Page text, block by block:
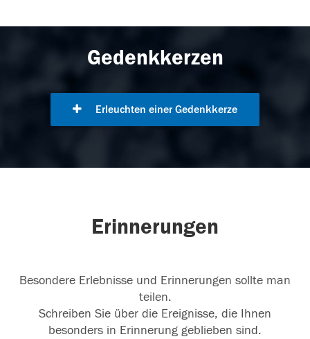
Gedenkkerzen
Erleuchten einer Gedenkkerze
Erinnerungen
Besondere Erlebnisse und Erinnerungen sollte man
teilen.
Schreiben Sie über die Ereignisse, die Ihnen
besonders in Erinnerung geblieben sind.